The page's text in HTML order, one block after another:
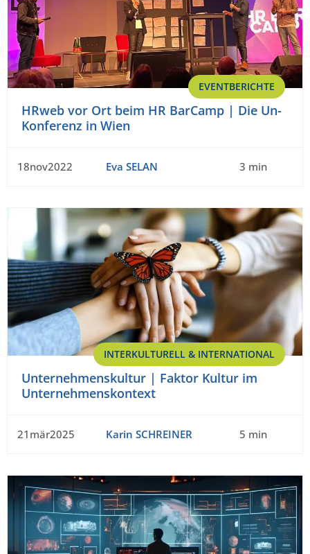
EVENTBERICHTE
HRweb vor Ort beim HR BarCamp | Die Un-
Konferenz in Wien
18nov2022 Eva SELAN 3 min
INTERKULTURELL & INTERNATIONAL
Unternehmenskultur | Faktor Kultur im
Unternehmenskontext
21mär2025 Karin SCHREINER 5 min